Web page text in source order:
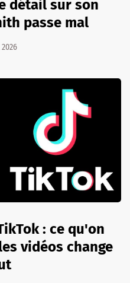
détail sur son
passe mal
: ce qu'on
vidéos change